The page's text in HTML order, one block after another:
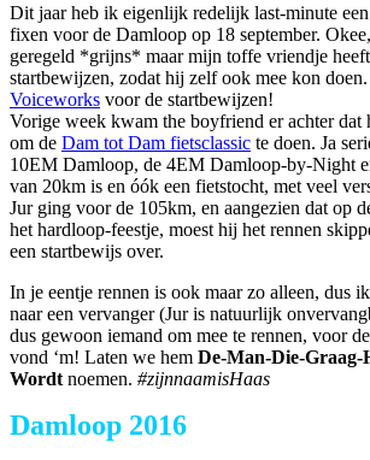
Dit jaar heb ik eigenlijk redelijk last-minute
fixen voor de Damloop op 18 september.
geregeld *grijns* maar mijn toffe vriendje
startbewijzen, zodat hij zelf ook mee kon
Voiceworks voor de startbewijzen!
Vorige week kwam the boyfriend er achter
om de Dam tot Dam fietsclassic te doen. Ja
10EM Damloop, de 4EM Damloop-by-Night
van 20km is en óók een fietstocht, met veel
Jur ging voor de 105km, en aangezien dat op
het hardloop-feestje, moest hij het rennen
een startbewijs over.
In je eentje rennen is ook maar zo alleen, dus
naar een vervanger (Jur is natuurlijk
dus gewoon iemand om mee te rennen, voor
vond ‘m! Laten we hem De-Man-Die-Graag-
Wordt noemen. #zijnnaamisHaas
Damloop 2016